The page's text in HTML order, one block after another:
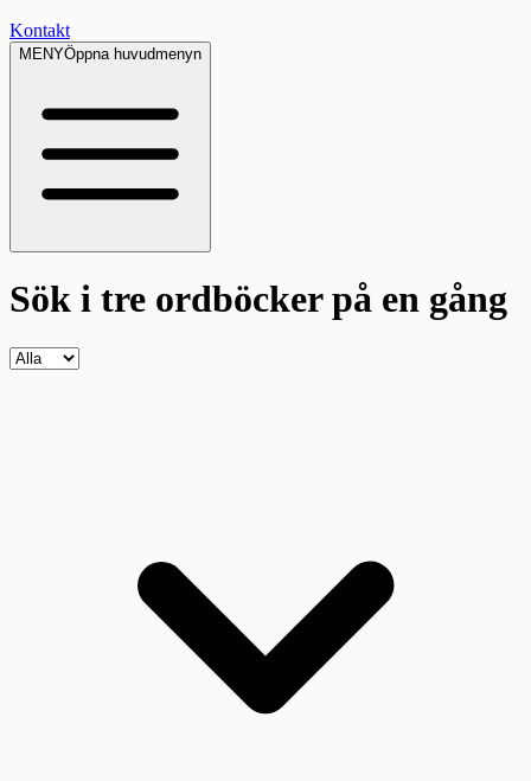
Kontakt
MENYÖppna huvudmenyn
Sök i tre ordböckerpå en gång